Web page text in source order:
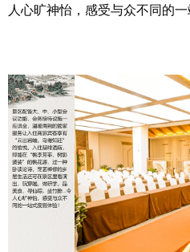
人心旷神怡，感受与众不同的一